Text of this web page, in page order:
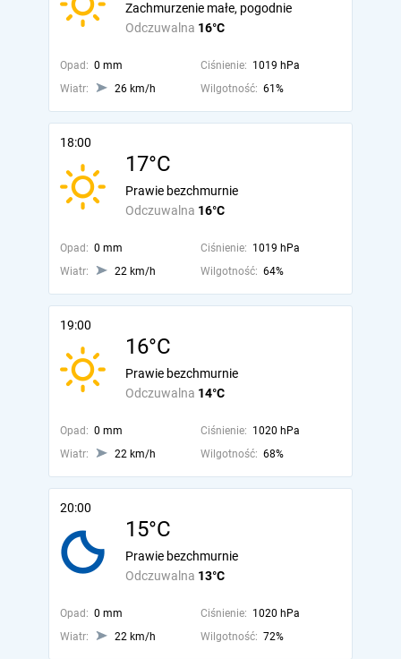
Odczuwalna 16°C
Zachmurzenie małe, pogodnie
Opad: 0 mm Ciśnienie: 1019 hPa
Wiatr:
26 km/h Wilgotność: 61%
18:00
17°C
Odczuwalna 16°C
Prawie bezchmurnie
Opad: 0 mm Ciśnienie: 1019 hPa
Wiatr:
22 km/h Wilgotność: 64%
19:00
16°C
Odczuwalna 14°C
Prawie bezchmurnie
Opad: 0 mm Ciśnienie: 1020 hPa
Wiatr:
22 km/h Wilgotność: 68%
20:00
15°C
Odczuwalna 13°C
Prawie bezchmurnie
Opad: 0 mm Ciśnienie: 1020 hPa
Wiatr:
22 km/h Wilgotność: 72%